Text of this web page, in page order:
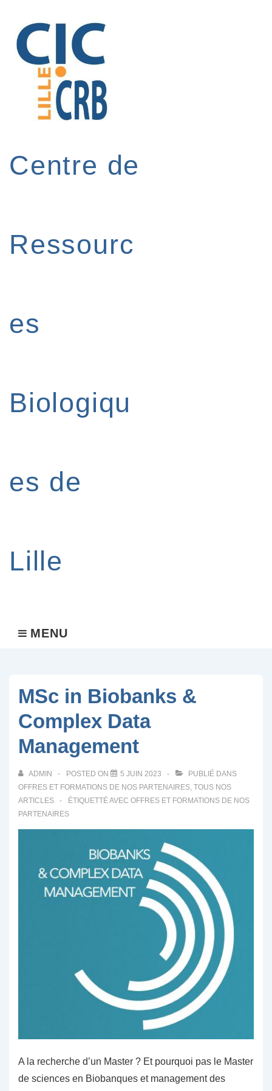
passer
contenu
Centre de
Ressourc
es
Biologiqu
es de
Lille
MENU
MSc in Biobanks &
Complex Data
Management
ADMIN POSTED ON 5 JUIN 2023
PUBLIÉ DANS
OFFRES ET FORMATIONS DE NOS PARTENAIRES TOUS NOS
ARTICLES
ÉTIQUETTÉ AVEC OFFRES ET FORMATIONS DE NOS
PARTENAIRES
A la recherche d’un Master ? Et pourquoi pas le Master
de sciences en Biobanques et management des